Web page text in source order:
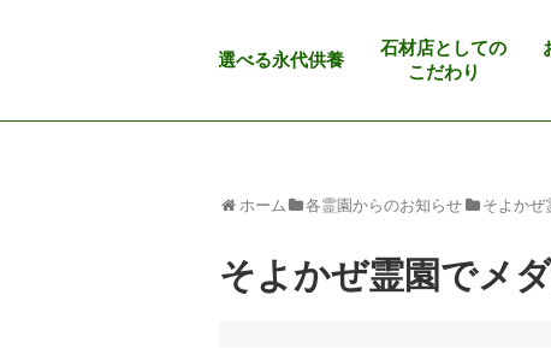
選べる永代供養
石材店としての
こだわり
ホーム 各霊園からのお知らせ そよかぜ
そよかぜ霊園でメ